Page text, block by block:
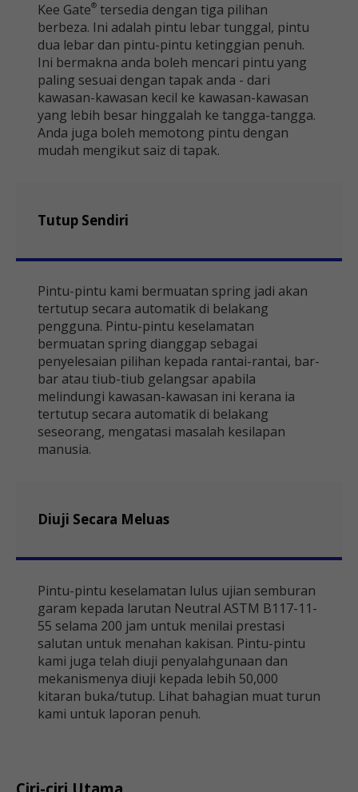
Kee Gate®tersedia dengan tiga pilihan
berbeza. Ini adalah pintu lebar tunggal, pintu
dua lebar dan pintu-pintu ketinggian penuh.
Ini bermakna anda boleh mencari pintu yang
paling sesuai dengan tapak anda - dari
kawasan-kawasan kecil ke kawasan-kawasan
yang lebih besar hinggalah ke tangga-tangga.
Anda juga boleh memotong pintu dengan
mudah mengikut saiz di tapak.
Tutup Sendiri
Pintu-pintu kami bermuatan spring jadi akan
tertutup secara automatik di belakang
pengguna. Pintu-pintu keselamatan
bermuatan spring dianggap sebagai
penyelesaian pilihan kepada rantai-rantai, bar-
bar atau tiub-tiub gelangsar apabila
melindungi kawasan-kawasan ini kerana ia
tertutup secara automatik di belakang
seseorang, mengatasi masalah kesilapan
manusia.
Diuji Secara Meluas
Pintu-pintu keselamatan lulus ujian semburan
garam kepada larutan Neutral ASTM B117-11-
55 selama 200 jam untuk menilai prestasi
salutan untuk menahan kakisan. Pintu-pintu
kami juga telah diuji penyalahgunaan dan
mekanismenya diuji kepada lebih 50,000
kitaran buka/tutup. Lihat bahagian muat turun
kami untuk laporan penuh.